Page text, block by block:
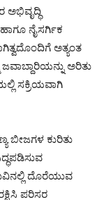
ನೈಸರ್ಗಿಕ
ಅತ್ಯಂತ
ಅರಿತು
ಸಕ್ರಿಯವಾಗಿ
ಬೀಜಗಳ ಕುರಿತು
ದೊರೆಯುವ
ಪರಿಸರ